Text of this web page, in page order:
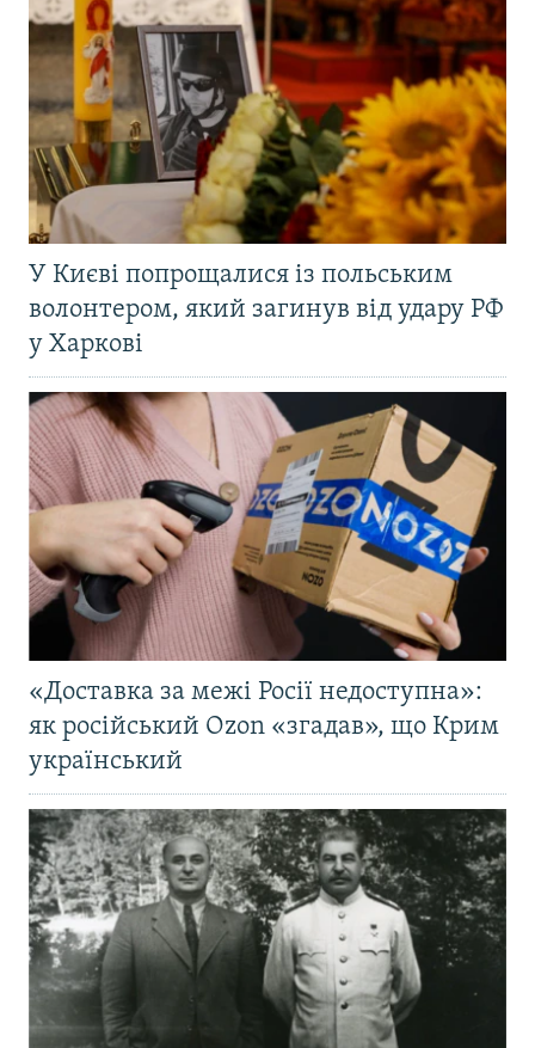
У Києві попрощалися із польським
волонтером, який загинув від удару РФ
у Харкові
«Доставка за межі Росії недоступна»:
як російський Ozon «згадав», що Крим
український